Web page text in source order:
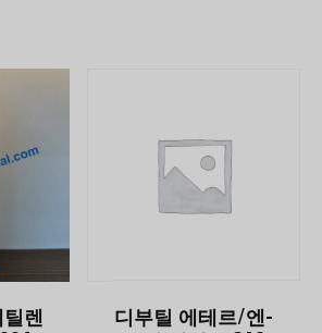
렌
디부틸 에테르/엔-